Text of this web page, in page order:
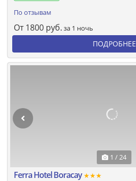
По отзывам
От 1800 руб. за 1 ночь
ПОДРОБНЕЕ
1 / 24
Ferra Hotel Boracay★★★